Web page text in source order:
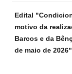
Edital
motivo da
Barcos e da
de maio de 2026"